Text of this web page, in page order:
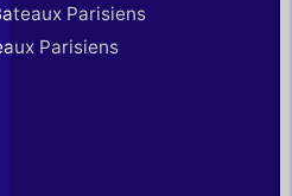
Parisiens
Parisiens